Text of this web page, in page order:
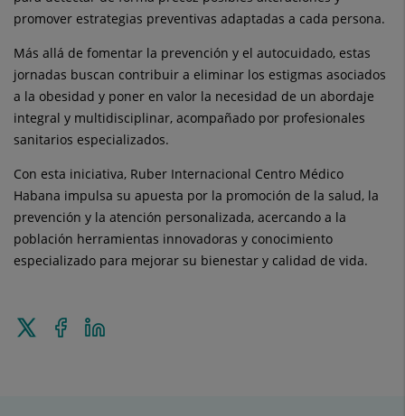
promover estrategias preventivas adaptadas a cada persona.
Más allá de fomentar la prevención y el autocuidado, estas
jornadas buscan contribuir a eliminar los estigmas asociados
a la obesidad y poner en valor la necesidad de un abordaje
integral y multidisciplinar, acompañado por profesionales
sanitarios especializados.
Con esta iniciativa, Ruber Internacional Centro Médico
Habana impulsa su apuesta por la promoción de la salud, la
prevención y la atención personalizada, acercando a la
población herramientas innovadoras y conocimiento
especializado para mejorar su bienestar y calidad de vida.
Enviar
Compartir